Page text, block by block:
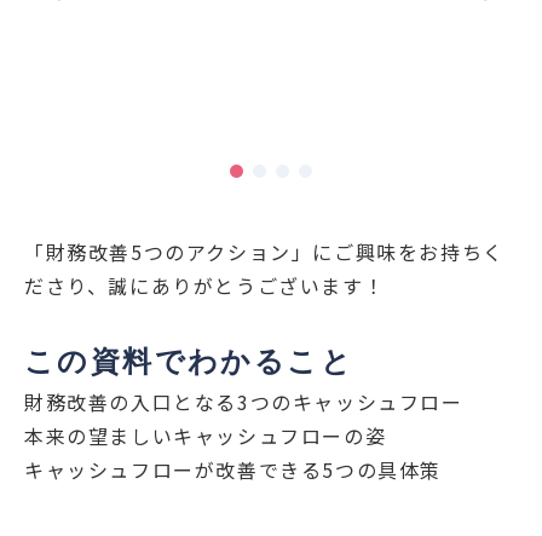
「財務改善5つのアクション」にご興味をお持ちく
ださり、誠にありがとうございます！
この資料でわかること
財務改善の入口となる3つのキャッシュフロー
本来の望ましいキャッシュフローの姿
キャッシュフローが改善できる5つの具体策